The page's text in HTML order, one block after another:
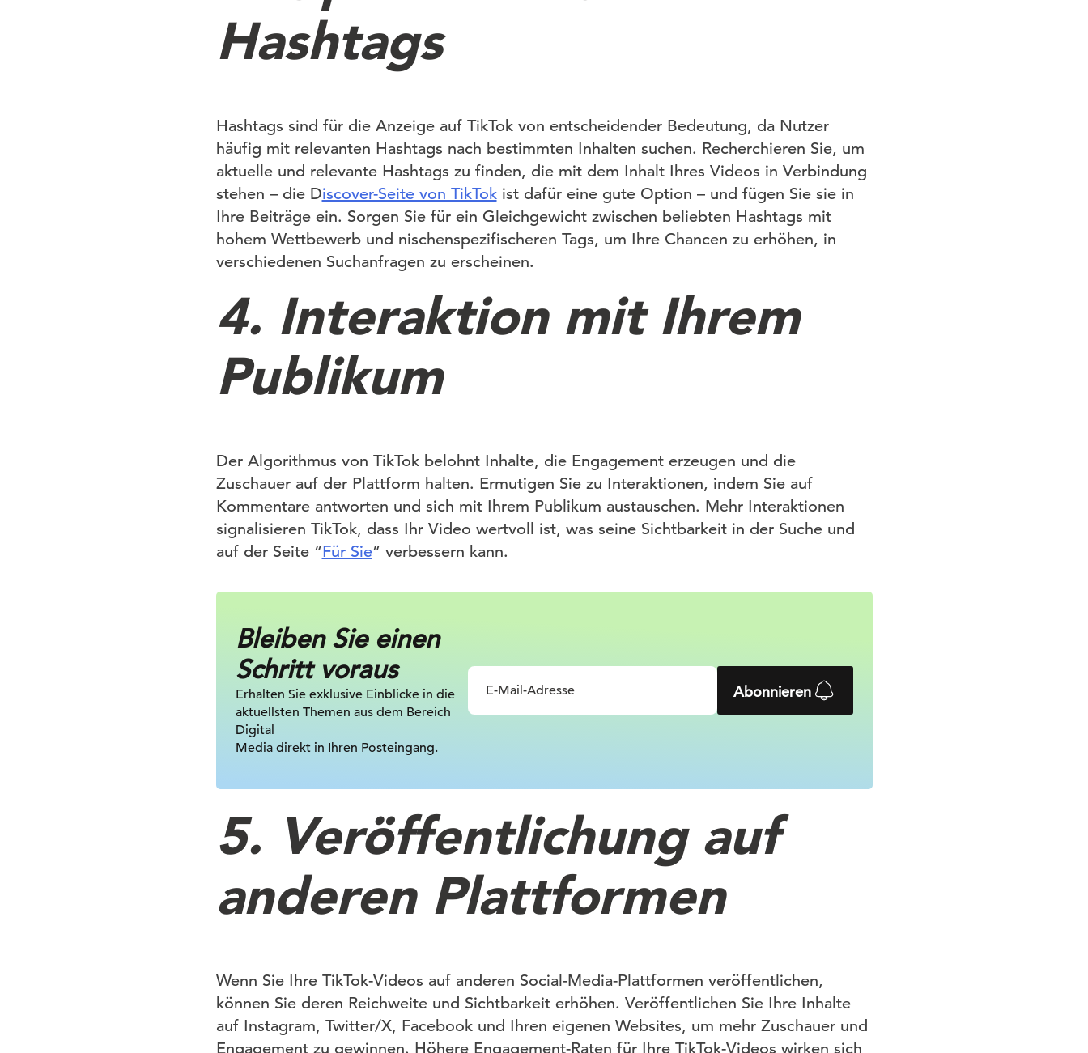
Hashtags
Hashtags sind für die Anzeige auf TikTok von entscheidender Bedeutung, da Nutzer
häufig mit relevanten Hashtags nach bestimmten Inhalten suchen. Recherchieren Sie, um
aktuelle und relevante Hashtags zu finden, die mit dem Inhalt Ihres Videos in Verbindung
stehen – die Discover-Seite von TikTokist dafür eine gute Option – und fügen Sie sie in
Ihre Beiträge ein. Sorgen Sie für ein Gleichgewicht zwischen beliebten Hashtags mit
hohem Wettbewerb und nischenspezifischeren Tags, um Ihre Chancen zu erhöhen, in
verschiedenen Suchanfragen zu erscheinen.
4. Interaktion mit Ihrem
Publikum
Der Algorithmus von TikTok belohnt Inhalte, die Engagement erzeugen und die
Zuschauer auf der Plattform halten. Ermutigen Sie zu Interaktionen, indem Sie auf
Kommentare antworten und sich mit Ihrem Publikum austauschen. Mehr Interaktionen
signalisieren TikTok, dass Ihr Video wertvoll ist, was seine Sichtbarkeit in der Suche und
auf der Seite “Für Sie” verbessern kann.
Bleiben Sie einen
Schritt voraus
Erhalten Sie exklusive Einblicke in die
aktuellsten Themen aus dem Bereich
Digital
Media direkt in Ihren Posteingang.
Abonnieren
5. Veröffentlichung auf
anderen Plattformen
Wenn Sie Ihre TikTok-Videos auf anderen Social-Media-Plattformen veröffentlichen,
können Sie deren Reichweite und Sichtbarkeit erhöhen. Veröffentlichen Sie Ihre Inhalte
auf Instagram, Twitter/X, Facebook und Ihren eigenen Websites, um mehr Zuschauer und
Engagement zu gewinnen. Höhere Engagement-Raten für Ihre TikTok-Videos wirken sich